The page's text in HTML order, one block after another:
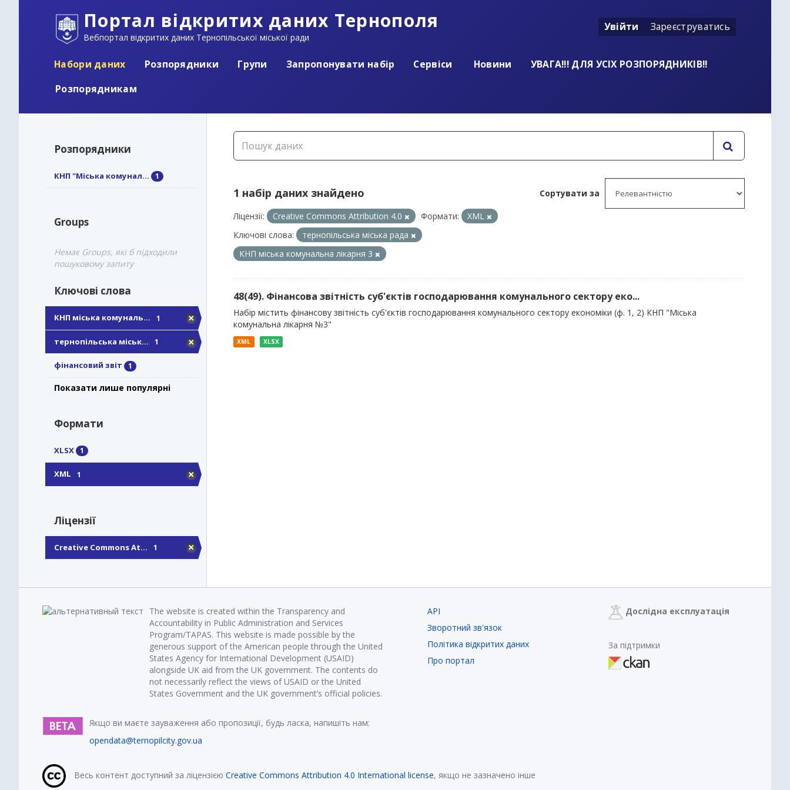
Портал відкритих даних Тернополя
Вебпортал відкритих даних Тернопільської міської ради
Увійти Зареєструватись
Набори даних Розпорядники Групи Запропонувати набір Сервіси Новини
УВАГА!!! ДЛЯ УСІХ РОЗПОРЯДНИКІВ!!
Розпорядникам
Розпорядники
КНП "Міська комунал... 1
Groups
Немає Groups, які б підходили
пошуковому запиту
Ключові слова
КНП міська комуналь... 1
тернопільська міськ... 1
фінансовий звіт 1
Показати лише популярні
Формати
XLSX 1
XML 1
Ліцензії
Creative Commons At... 1
Сортувати за
1 набір даних знайдено
Ліцензії: Creative Commons Attribution 4.0 Формати:
XML
Ключові слова:
тернопільська міська рада
КНП міська комунальна лікарня 3
48(49). Фінансова звітність суб'єктів господарювання комунального сектору еко...
Набір містить фінансову звітність суб'єктів господарювання комунального сектору економіки (ф. 1, 2) КНП "Міська
комунальна лікарня №3"
XML XLSX
The website is created within the Transparency and
Accountability in Public Administration and Services
Program/TAPAS. This website is made possible by the
generous support of the American people through the United
States Agency for International Development (USAID)
alongside UK aid from the UK government. The contents do
not necessarily reflect the views of USAID or the United
States Government and the UK government’s official policies.
Якщо ви маєте зауваження або пропозиції, будь ласка, напишіть нам:
opendata@ternopilcity.gov.ua
API
Зворотний зв'язок
Політика відкритих даних
Про портал
Дослідна експлуатація
За підтримки
Весь контент доступний за ліцензією Creative Commons Attribution 4.0 International license, якщо не зазначено інше